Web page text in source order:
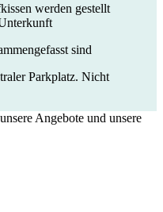
werden gestellt
sind
Parkplatz. Nicht
Angebote und unsere